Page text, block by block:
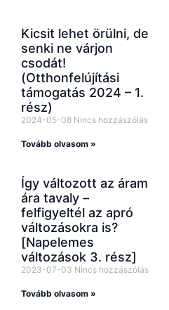
Kicsit lehet örülni, de
senki ne várjon
csodát!
(Otthonfelújítási
támogatás 2024 – 1.
rész)
2024-05-08 Nincs hozzászólás
Tovább olvasom »
Így változott az áram
ára tavaly –
felfigyeltél az apró
változásokra is?
[Napelemes
változások 3. rész]
2023-07-03 Nincs hozzászólás
Tovább olvasom »